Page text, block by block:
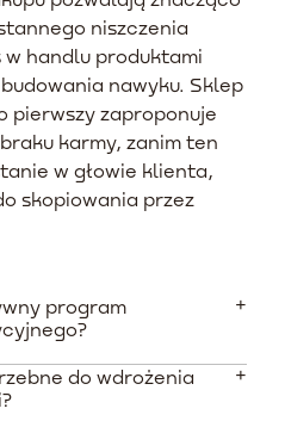
niszczenia
w handlu produktami
nawyku. Sklep
pierwszy zaproponuje
karmy, zanim ten
w głowie klienta,
skopiowania przez
program
klienta punktami
do wdrożenia